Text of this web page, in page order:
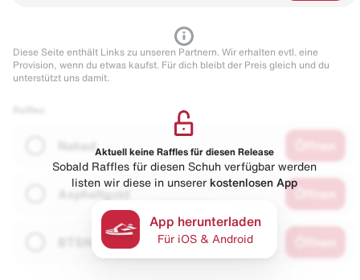
Diese Seite enthält Links zu unseren Partnern. Wir erhalten evtl. eine
Provision, wenn du etwas kaufst. Für dich bleibt der Preis gleich und du
unterstützt uns damit.
Naked
Asphaltgold
Aktuell keine Raffles für diesen Release
Sobald Raffles für diesen Schuh verfügbar werden
listen wir diese in unserer kostenlosen App
App herunterladen
Für iOS & Android